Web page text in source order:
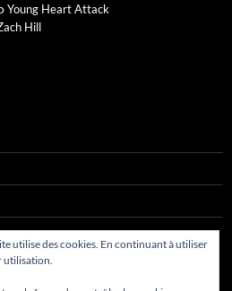
Young Heart Attack
Hill
utilise des cookies. En continuant à utiliser
utilisation.